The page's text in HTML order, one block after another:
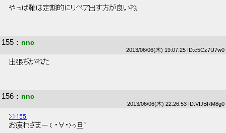
やっぱ靴は定期的にリペア出す方が良いね
155 ： nnc
2013/06/06(木) 19:07:25 ID:c5Cz7U7w0
出張ちかれた
156 ： nnc
2013/06/06(木) 22:26:53 ID:VIJBRM8g0
>>155
お疲れさまー ( ・∀・)っ旦~